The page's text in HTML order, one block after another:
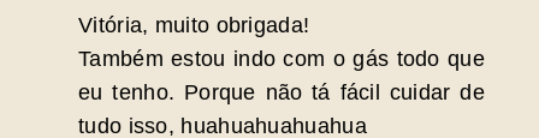
Vitória, muito obrigada!
Também estou indo com o gás todo que
eu tenho. Porque não tá fácil cuidar de
tudo isso, huahuahuahuahua